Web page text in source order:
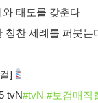
와 태도를 갖춘다
칭찬 세례를 퍼붓는
]
tvN#tvN #보검매직